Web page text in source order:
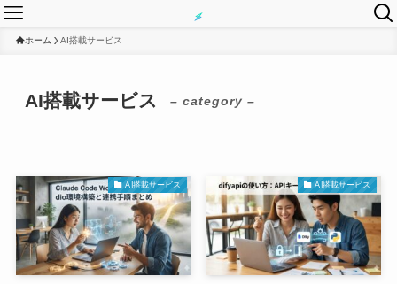
ホーム AI搭載サービス
AI搭載サービス – category –
AI搭載サービス AI搭載サービス